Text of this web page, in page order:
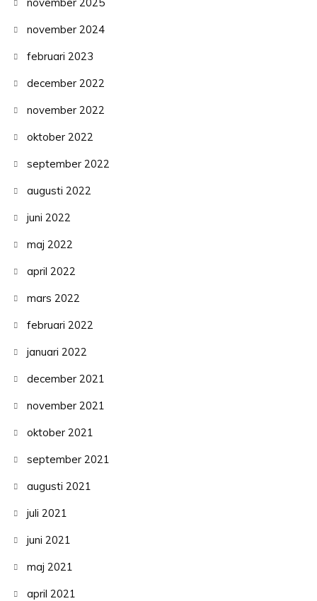
november 2024
februari 2023
december 2022
november 2022
oktober 2022
september 2022
augusti 2022
juni 2022
maj 2022
april 2022
mars 2022
februari 2022
januari 2022
december 2021
november 2021
oktober 2021
september 2021
augusti 2021
juli 2021
juni 2021
maj 2021
april 2021